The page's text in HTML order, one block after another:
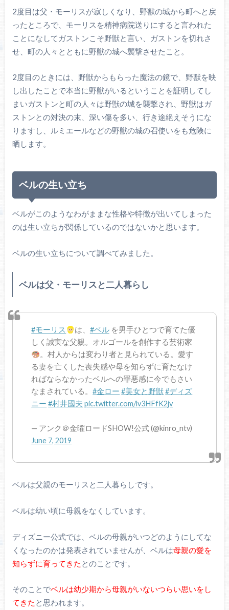
2度目は父・モーリスが寂しくなり、野獣の城から町へと戻
ったところで、モーリスを精神病院送りにすると言われた
ことになしてガストンこそ野獣と言い、ガストンを切れさ
せ、町の人々とともに野獣の城へ襲撃させたこと。
2度目のときには、野獣からもらった魔法の鏡で、野獣を映
し出したことで本当に野獣がいるということを証明してし
まいガストンと町の人々は野獣の城を襲撃され、野獣はガ
ストンとの対決の末、深い傷を多い、行き途絶えそうにな
りますし、ルミエールなどの野獣の城の召使いをも危険に
晒します。
ベルの生い立ち
ベルがこのようなわがままな性格や特徴が出いてしまった
のは生い立ちが関係しているのではないかと思います。
ベルの生い立ちについて調べてみました。
ベルは父・モーリスと二人暮らし
#モーリス は、 #ベルを男手ひとつで育てた優
しく誠実な父親。オルゴールを創作する芸術家
。村人からは変わり者と見られている。愛す
る妻を亡くした喪失感や母を知らずに育たなけ
ればならなかったベルへの罪悪感に今でもさい
なまされている。#金ロー #美女と野獣#ディズ
ニー #村井國夫 pic.twitter.com/lv3HFfK2jv
— アンク＠金曜ロードSHOW!公式 (@kinro_ntv)
June 7, 2019
ベルは父親のモーリスと二人暮らしです。
ベルは幼い頃に母親をなくしています。
ディズニー公式では、ベルの母親がいつどのようにしてな
くなったのかは発表されていませんが、ベルは母親の愛を
知らずに育ってきた とのことです。
そのことでベルは幼少期から母親がいないつらい思いをし
てきた と思われます。